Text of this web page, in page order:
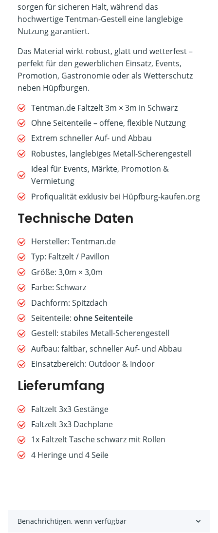
sorgen für sicheren Halt, während das
hochwertige Tentman-Gestell eine langlebige
Nutzung garantiert.
Das Material wirkt robust, glatt und wetterfest –
perfekt für den gewerblichen Einsatz, Events,
Promotion, Gastronomie oder als Wetterschutz
neben Hüpfburgen.
Tentman.de Faltzelt 3m × 3m in Schwarz
Ohne Seitenteile – offene, flexible Nutzung
Extrem schneller Auf- und Abbau
Robustes, langlebiges Metall-Scherengestell
Ideal für Events, Märkte, Promotion &
Vermietung
Profiqualität exklusiv bei Hüpfburg-kaufen.org
Technische Daten
Hersteller: Tentman.de
Typ: Faltzelt / Pavillon
Größe: 3,0m × 3,0m
Farbe: Schwarz
Dachform: Spitzdach
Seitenteile: ohne Seitenteile
Gestell: stabiles Metall-Scherengestell
Aufbau: faltbar, schneller Auf- und Abbau
Einsatzbereich: Outdoor & Indoor
Lieferumfang
Faltzelt 3x3 Gestänge
Faltzelt 3x3 Dachplane
1x Faltzelt Tasche schwarz mit Rollen
4 Heringe und 4 Seile
Benachrichtigen, wenn verfügbar